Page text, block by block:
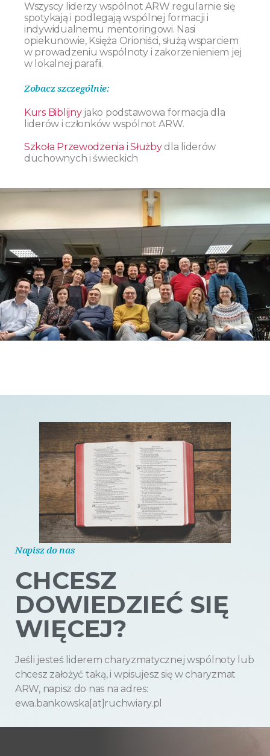
Wszyscy liderzy wspólnot ARW regularnie się
spotykają i podlegają wspólnej formacji i
indywidualnemu mentoringowi. Nasi
opiekunowie, Księża Orioniści, służą wsparciem
w prowadzeniu wspólnoty i zakorzenieniem jej
w lokalnej parafii.
Zobacz szczególnie:
Kurs Biblijnyjako podstawowa formacja dla
liderów i członków wspólnot ARW.
Szkoła Przewodzenia i Służbydla liderów
duchownych i świeckich
Napisz do nas
CHCESZ
DOWIEDZIEĆ SIĘ
WIĘCEJ?
Jeśli jesteś liderem charyzmatycznej wspólnoty lub
chcesz założyć taką, i wpisujesz się w charyzmat
ARW, napisz do nas na adres:
ewa.bankowska[at]ruchwiary.pl